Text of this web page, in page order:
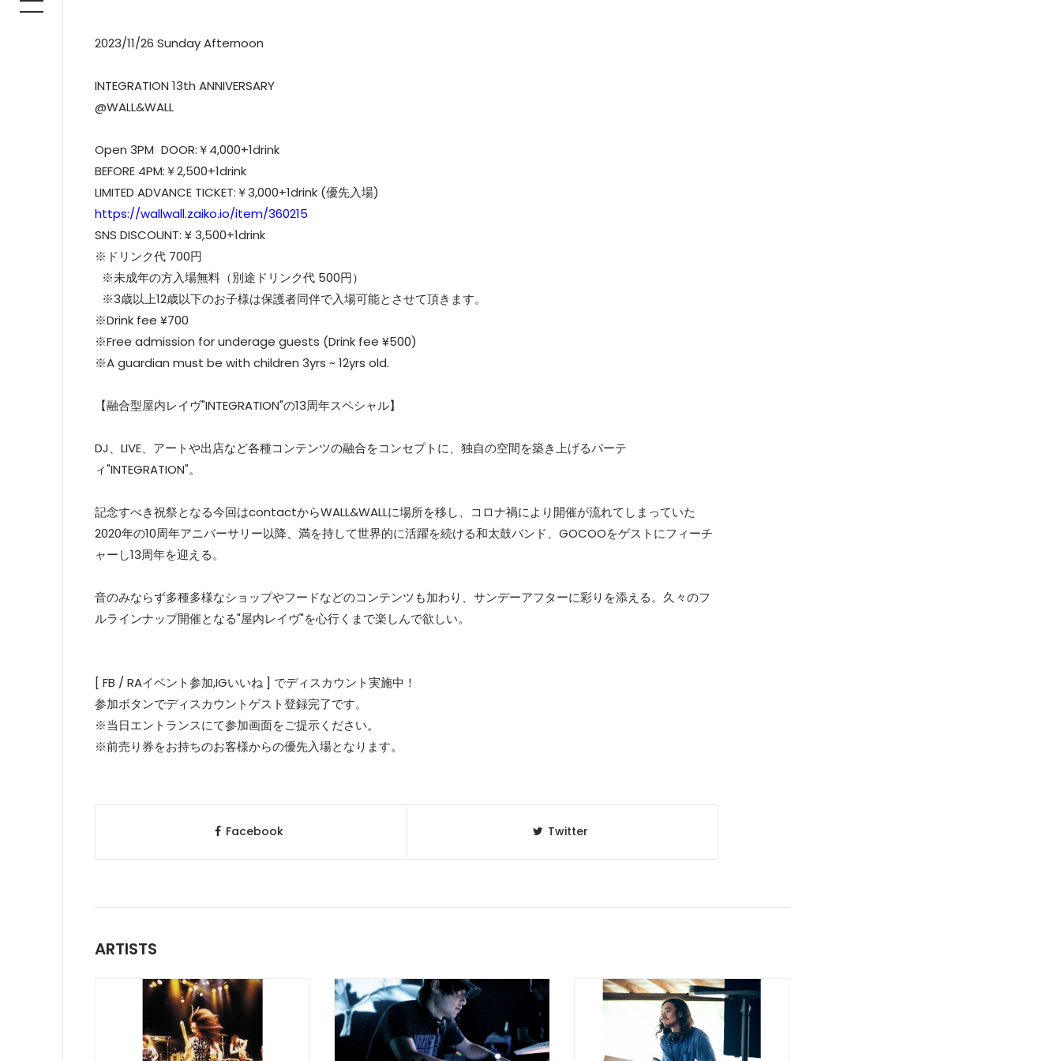
2023/11/26 Sunday Afternoon
INTEGRATION 13th ANNIVERSARY
@WALL&WALL
Open 3PM DOOR:￥4,000+1drink
BEFORE 4PM:￥2,500+1drink
LIMITED ADVANCE TICKET:￥3,000+1drink (優先入場)
https://wallwall.zaiko.io/item/360215
SNS DISCOUNT: ¥ 3,500+1drink
※ドリンク代 700円
※未成年の方入場無料（別途ドリンク代 500円）
※3歳以上12歳以下のお子様は保護者同伴で入場可能とさせて頂きます。
※Drink fee ¥700
※Free admission for underage guests (Drink fee ¥500)
※A guardian must be with children 3yrs ~ 12yrs old.
【融合型屋内レイヴ"INTEGRATION"の13周年スペシャル】
DJ、LIVE、アートや出店など各種コンテンツの融合をコンセプトに、独自の空間を築き上げるパーテ
ィ"INTEGRATION"。
記念すべき祝祭となる今回はcontactからWALL&WALLに場所を移し、コロナ禍により開催が流れてしまっていた
2020年の10周年アニバーサリー以降、満を持して世界的に活躍を続ける和太鼓バンド、GOCOOをゲストにフィーチ
ャーし13周年を迎える。
音のみならず多種多様なショップやフードなどのコンテンツも加わり、サンデーアフターに彩りを添える。久々のフ
ルラインナップ開催となる"屋内レイヴ"を心行くまで楽しんで欲しい。
[ FB / RAイベント参加,IGいいね ] でディスカウント実施中！
参加ボタンでディスカウントゲスト登録完了です。
※当日エントランスにて参加画面をご提示ください。
※前売り券をお持ちのお客様からの優先入場となります。
Facebook Twitter
ARTISTS